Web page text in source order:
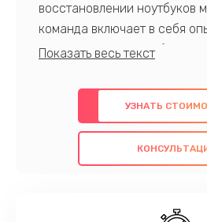
восстановлении ноутбуков
команда включает в себя
профессионалов с
предлагаем быстрый и
использованием
также гарантируем
проведенных работ. Наша
наилучшим образом. Не
УЗНАТЬ